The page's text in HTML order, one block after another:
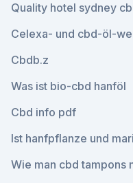
Quality hotel sydney
Celexa- und cbd-öl-
Cbdb.z
Was ist bio-cbd hanföl
Cbd info pdf
Ist hanfpflanze und
Wie man cbd tampons